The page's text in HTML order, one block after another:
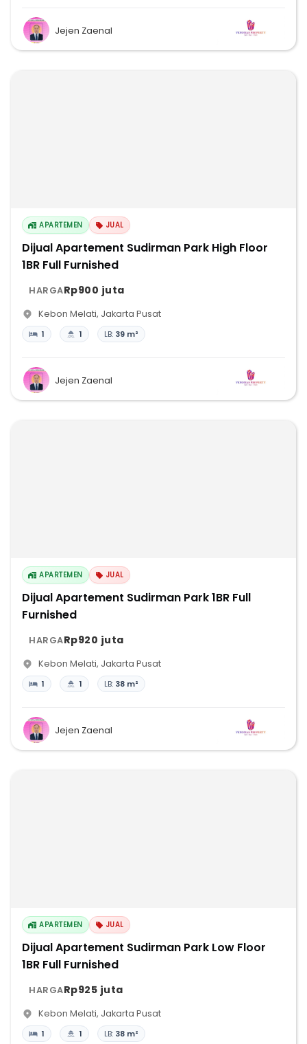
Jejen Zaenal
APARTEMEN JUAL
Dijual Apartement Sudirman Park High Floor
1BR Full Furnished
HARGARp900 juta
Kebon Melati, Jakarta Pusat
1 1 LB: 39 m²
Jejen Zaenal
APARTEMEN JUAL
Dijual Apartement Sudirman Park 1BR Full
Furnished
HARGARp920 juta
Kebon Melati, Jakarta Pusat
1 1 LB: 38 m²
Jejen Zaenal
APARTEMEN JUAL
Dijual Apartement Sudirman Park Low Floor
1BR Full Furnished
HARGARp925 juta
Kebon Melati, Jakarta Pusat
1 1 LB: 38 m²